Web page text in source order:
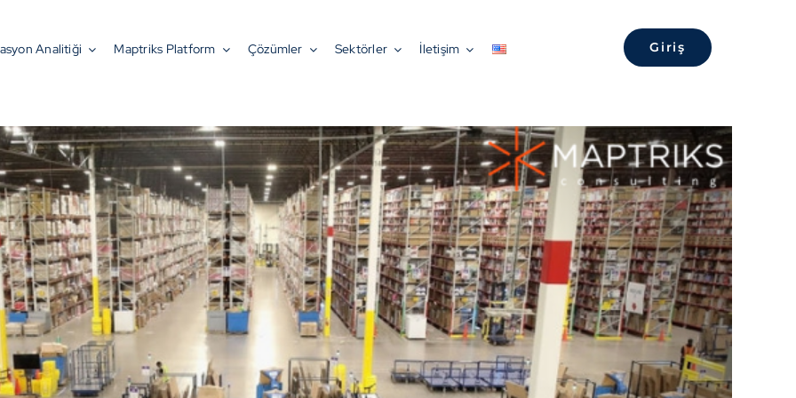
Analitiği Maptriks Platform Çözümler Sektörler İletişim Giriş
Ne Olur? Lokasyon Nedir? Perakende ve Toptan Ticarete Katkısı Ne Olur?